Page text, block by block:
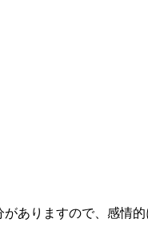
ありますので、感情